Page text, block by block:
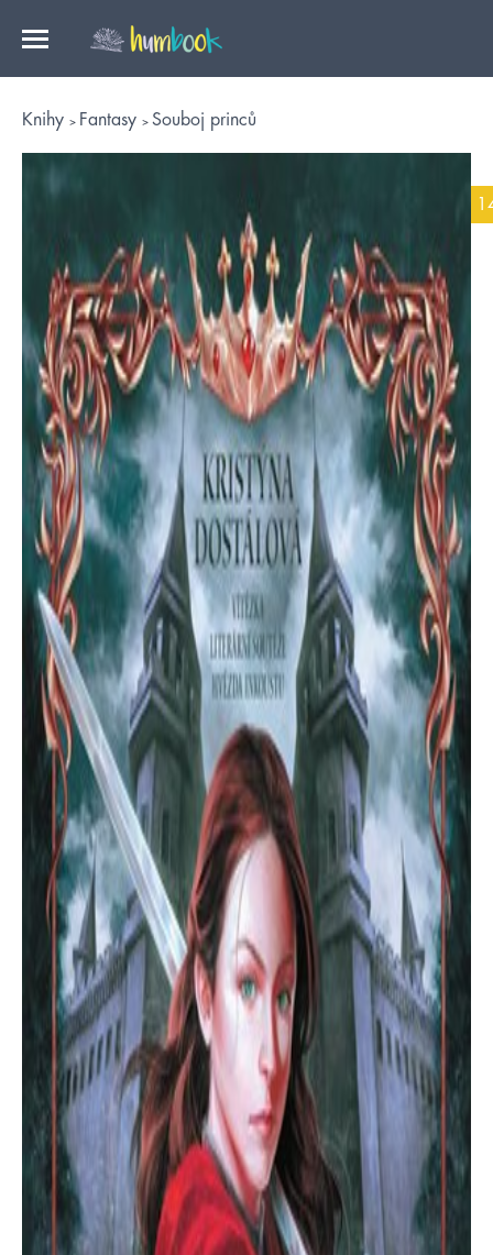
Knihy Fantasy Souboj princů